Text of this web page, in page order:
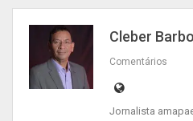
Cleber
Comentários
Jornalista